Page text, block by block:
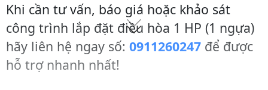
Khi cần tư vấn, báo giá hoặc khảo sát
công trình lắp đặt điều hòa 1 HP (1 ngựa)
hãy liên hệ ngay số: 0911260247 để được
hỗ trợ nhanh nhất!